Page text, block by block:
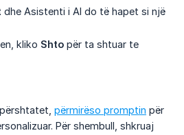
dhe Asistenti i AI do të hapet si një
kliko Shto për ta shtuar te
përmirëso promptin për
Për shembull, shkruaj